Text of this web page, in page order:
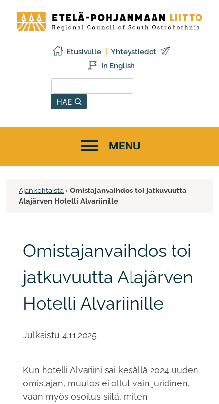
sisältöön
Pohjanmaan
liitto
Etusivulle Yhteystiedot
HAE
In English
Ajankohtaista ›Omistajanvaihdos toi jatkuvuutta
Alajärven Hotelli Alvariinille
Omistajanvaihdos toi
jatkuvuutta Alajärven
Hotelli Alvariinille
Julkaistu 4.11.2025
Kun hotelli Alvariini sai kesällä 2024 uuden
omistajan, muutos ei ollut vain juridinen,
vaan myös osoitus siitä, miten